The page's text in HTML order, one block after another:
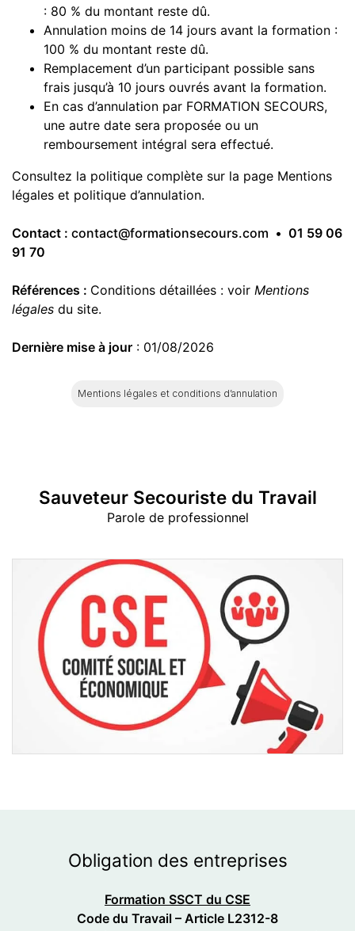
: 80 % du montant reste dû.
Annulation moins de 14 jours avant la formation :
100 % du montant reste dû.
Remplacement d’un participant possible sans
frais jusqu’à 10 jours ouvrés avant la formation.
En cas d’annulation par FORMATION SECOURS,
une autre date sera proposée ou un
remboursement intégral sera effectué.
Consultez la politique complète sur la page Mentions
légales et politique d’annulation.
Contact : contact@formationsecours.com • 01 59 06
91 70
Références : Conditions détaillées : voir Mentions
légales du site.
Dernière mise à jour : 01/08/2026
Mentions légales et conditions d’annulation
Sauveteur Secouriste du Travail
Parole de professionnel
Obligation des entreprises
Formation SSCT du CSE
Code du Travail – Article L2312-8